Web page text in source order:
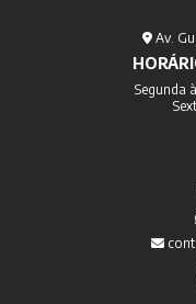
Av.
Segunda